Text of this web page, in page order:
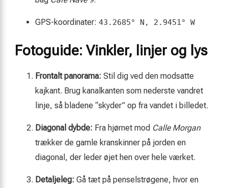
GPS-koordinater: 43.2685° N, 2.9451° W
Fotoguide: Vinkler, linjer og lys
Frontalt panorama: Stil dig ved den modsatte
kajkant. Brug kanalkanten som nederste vandret
linje, så bladene “skyder” op fra vandet i billedet.
Diagonal dybde: Fra hjørnet mod Calle Morgan
trækker de gamle kranskinner på jorden en
diagonal, der leder øjet hen over hele værket.
Detaljeleg: Gå tæt på penselstrøgene, hvor en